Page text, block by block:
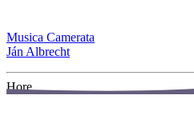
Musica Camerata
Ján Albrecht
Hore